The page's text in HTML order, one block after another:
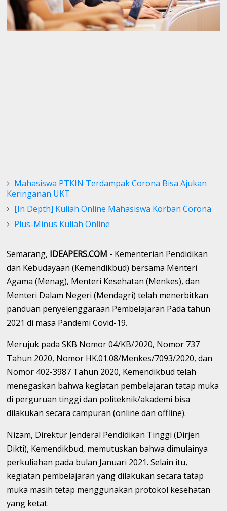
Mahasiswa PTKIN Terdampak Corona Bisa Ajukan
Keringanan UKT
[In Depth] Kuliah Online Mahasiswa Korban Corona
Plus-Minus Kuliah Online
Semarang, IDEAPERS.COM - Kementerian Pendidikan
dan Kebudayaan (Kemendikbud) bersama Menteri
Agama (Menag), Menteri Kesehatan (Menkes), dan
Menteri Dalam Negeri (Mendagri) telah menerbitkan
panduan penyelenggaraan Pembelajaran Pada tahun
2021 di masa Pandemi Covid-19.
Merujuk pada SKB Nomor 04/KB/2020, Nomor 737
Tahun 2020, Nomor HK.01.08/Menkes/7093/2020, dan
Nomor 402-3987 Tahun 2020, Kemendikbud telah
menegaskan bahwa kegiatan pembelajaran tatap muka
di perguruan tinggi dan politeknik/akademi bisa
dilakukan secara campuran (online dan offline).
Nizam, Direktur Jenderal Pendidikan Tinggi (Dirjen
Dikti), Kemendikbud, memutuskan bahwa dimulainya
perkuliahan pada bulan Januari 2021. Selain itu,
kegiatan pembelajaran yang dilakukan secara tatap
muka masih tetap menggunakan protokol kesehatan
yang ketat.